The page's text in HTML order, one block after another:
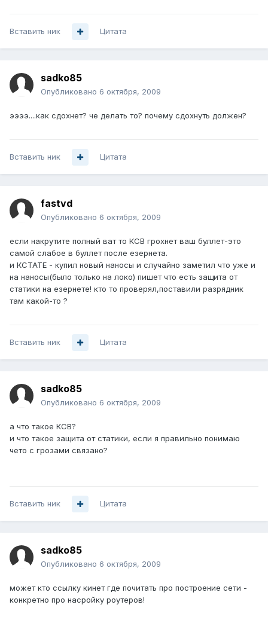
Вставить ник Цитата
sadko85
Опубликовано 6 октября, 2009
ээээ....как сдохнет? че делать то? почему сдохнуть должен?
Вставить ник Цитата
fastvd
Опубликовано 6 октября, 2009
если накрутите полный ват то КСВ грохнет ваш буллет-это
самой слабое в буллет после езернета.
и КСТАТЕ - купил новый наносы и случайно заметил что уже и
на наносы(было только на локо) пишет что есть защита от
статики на езернете! кто то проверял,поставили разрядник
там какой-то ?
Вставить ник Цитата
sadko85
Опубликовано 6 октября, 2009
а что такое КСВ?
и что такое защита от статики, если я правильно понимаю
чето с грозами связано?
Вставить ник Цитата
sadko85
Опубликовано 6 октября, 2009
может кто ссылку кинет где почитать про построение сети -
конкретно про насройку роутеров!